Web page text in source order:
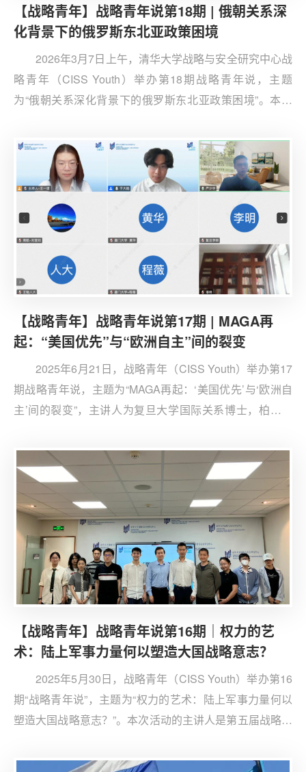
【战略青年】战略青年说第18期 | 俄朝关系深
化背景下的俄罗斯东北亚政策困境
2026年3月7日上午，清华大学战略与安全研究中心战
略青年（CISS Youth）举办第18期战略青年说，主题
为“俄朝关系深化背景下的俄罗斯东北亚政策困境”。本次
业生党浩楠主讲，特邀清华大学战略与安全研究中心助理
研究员宋博担任点评人。来自国内多所高校及科研机构的
50余名师生通过线上线下结合的方式参与讨论。活动由第
六届战略青年秘书处成员范嘉元主持。
【战略青年】战略青年说第17期 | MAGA再
起：“美国优先”与“欧洲自主”间的裂变
2025年6月21日，战略青年（CISS Youth）举办第17
期战略青年说，主题为“MAGA再起：‘美国优先’与‘欧洲自
主’间的裂变”，主讲人为复旦大学国际关系博士，柏林自
系研究中心副主任、青年副研究员严少华老师作评议。来
自清华大学、北京大学、中国人民大学等院校的40多名学
生和老师线上参与，第五届战略青年秘书处成员王一诺主
持本次会议。
【战略青年】战略青年说第16期｜权力的艺
术：陆上军事力量何以塑造大国战略意志？
2025年5月30日，战略青年（CISS Youth）举办第16
期“战略青年说”，主题为“权力的艺术：陆上军事力量何以
塑造大国战略意志？”。本次活动的主讲人是第五届战略青
请北京大学国际关系学院国际关系专业主任、国际政治系